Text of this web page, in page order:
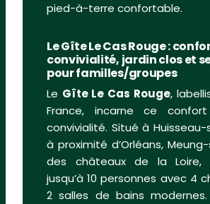
pied-à-terre confortable.
Le Gîte Le Cas Rouge :
convivialité, jardin clos et
pour familles/groupes
Le Gîte Le Cas Rouge,
France, incarne ce
convivialité. Situé à Huisseau-
à proximité d’Orléans,
des châteaux de la Loire,
jusqu’à 10 personnes avec 4
2 salles de bains